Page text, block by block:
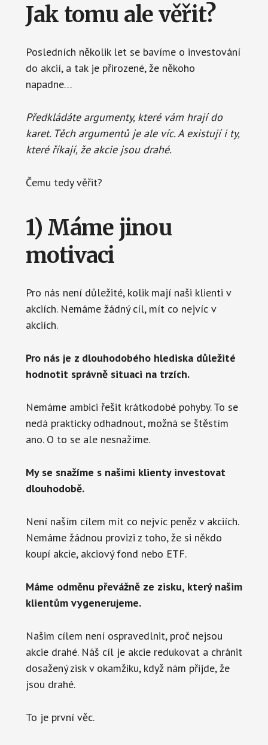
Jak tomu ale věřit?
Posledních několik let se bavíme o investování
do akcií, a tak je přirozené, že někoho
napadne…
Předkládáte argumenty, které vám hrají do
karet. Těch argumentů je ale víc. A existují i ty,
které říkají, že akcie jsou drahé.
Čemu tedy věřit?
1) Máme jinou
motivaci
Pro nás není důležité, kolik mají naši klienti v
akciích. Nemáme žádný cíl, mít co nejvíc v
akciích.
Pro nás je z dlouhodobého hlediska důležité
hodnotit správně situaci na trzích.
Nemáme ambici řešit krátkodobé pohyby. To se
nedá prakticky odhadnout, možná se štěstím
ano. O to se ale nesnažíme.
My se snažíme s našimi klienty investovat
dlouhodobě.
Není naším cílem mít co nejvíc peněz v akciích.
Nemáme žádnou provizi z toho, že si někdo
koupí akcie, akciový fond nebo ETF.
Máme odměnu převážně ze zisku, který našim
klientům vygenerujeme.
Našim cílem není ospravedlnit, proč nejsou
akcie drahé. Náš cíl je akcie redukovat a chránit
dosažený zisk v okamžiku, když nám přijde, že
jsou drahé.
To je první věc.